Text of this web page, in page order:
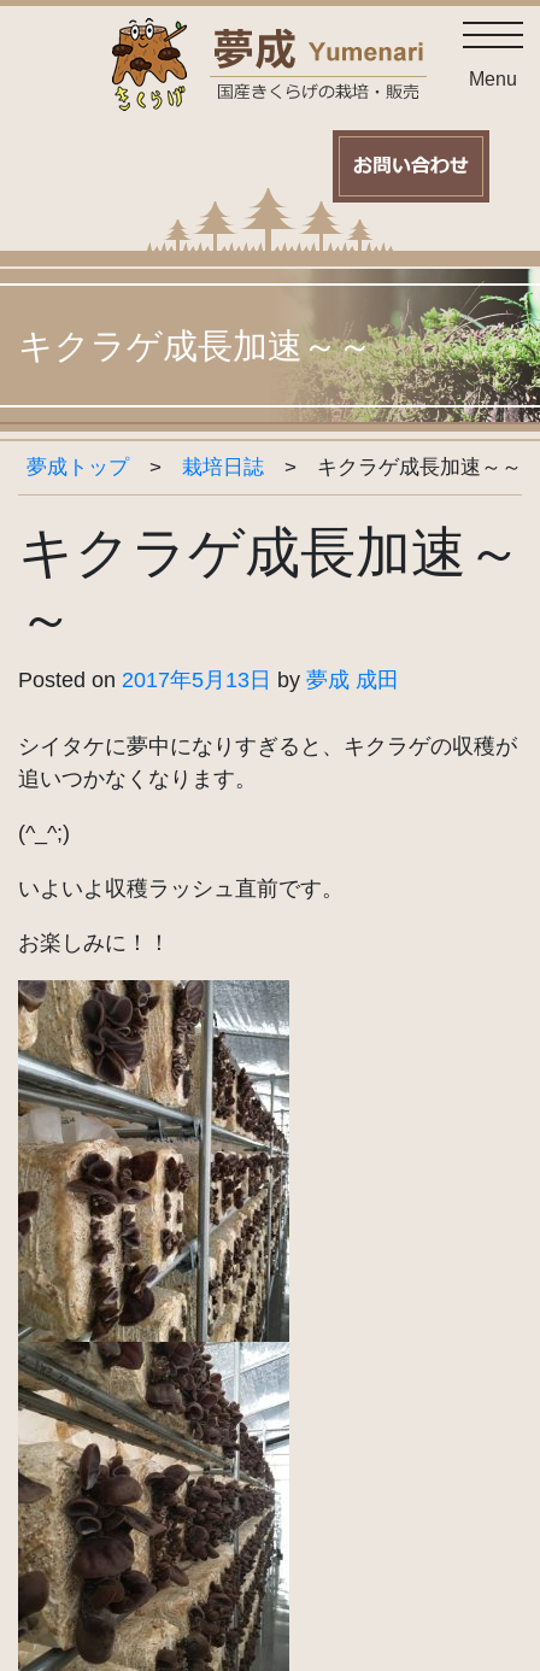
キクラゲ成長加速～～
Menu
夢成トップ> 栽培日誌 > キクラゲ成長加速～～
キクラゲ成長加速～
～
Posted on 2017年5月13日 by 夢成 成田
シイタケに夢中になりすぎると、キクラゲの収穫が
追いつかなくなります。
(^_^;)
いよいよ収穫ラッシュ直前です。
お楽しみに！！